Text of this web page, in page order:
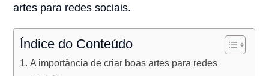
artes para redes sociais.
Índice do Conteúdo
A importância de criar boas artes para redes